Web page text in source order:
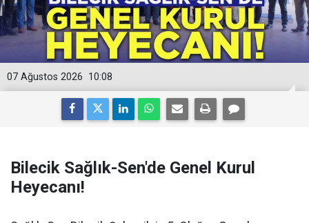
10:08
07 Ağustos 2026
Bilecik Sağlık-Sen'de Genel Kurul
Heyecanı!